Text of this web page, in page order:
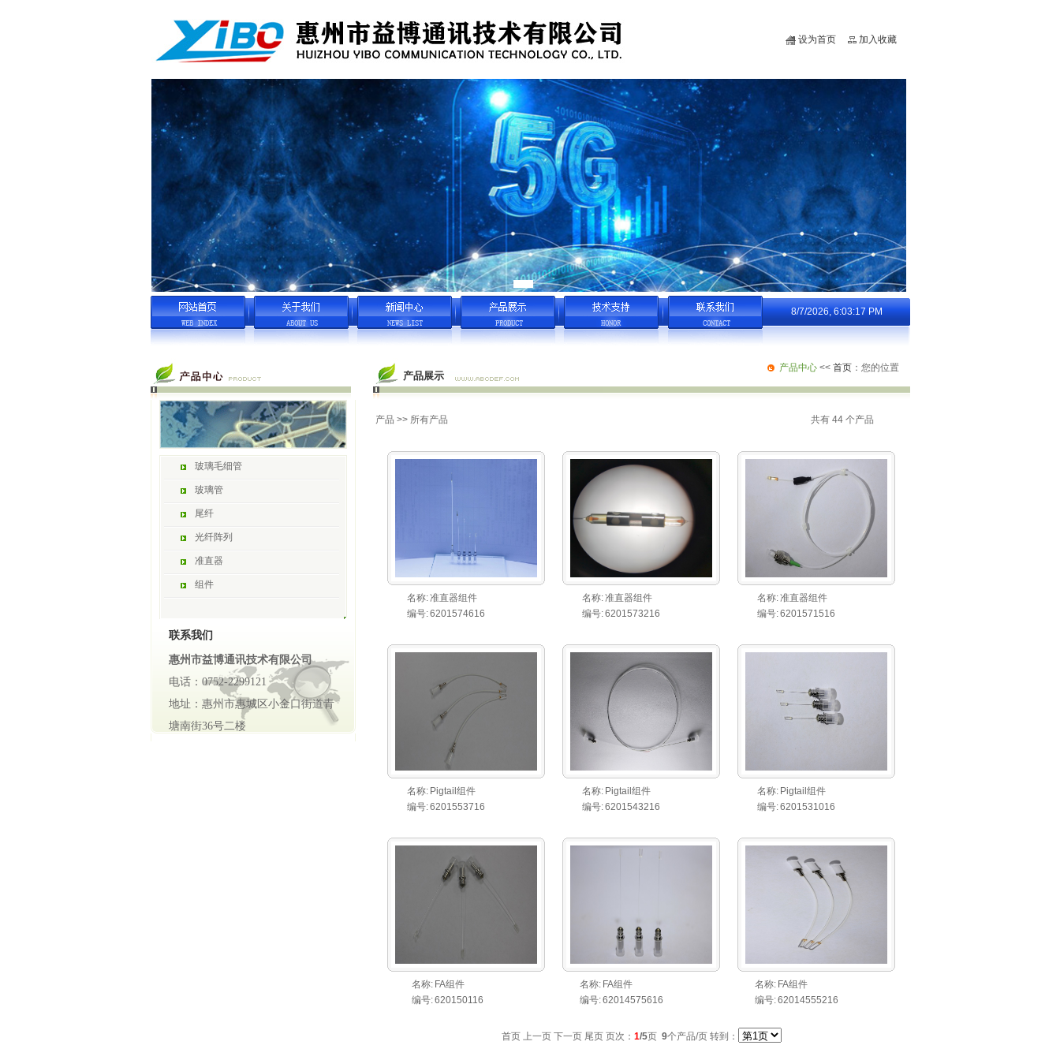
设为首页 加入收藏
8/7/2026, 6:03:18 PM
玻璃毛细管
玻璃管
尾纤
光纤阵列
准直器
组件
联系我们
惠州市益博通讯技术有限公司
电话：0752-2299121
地址：惠州市惠城区小金口街道青
塘南街36号二楼
产品展示
产品中心<< 首页：您的位置
产品 >> 所有产品 共有 44 个产品
名称:准直器组件
编号:6201574616
名称:准直器组件
编号:6201573216
名称:准直器组件
编号:6201571516
名称: Pigtail组件
编号:6201553716
名称: Pigtail组件
编号:6201543216
名称: Pigtail组件
编号:6201531016
名称: FA组件
编号:620150116
名称: FA组件
编号:62014575616
名称: FA组件
编号:62014555216
首页 上一页 下一页 尾页页次： 1/5页 9个产品/页 转到：